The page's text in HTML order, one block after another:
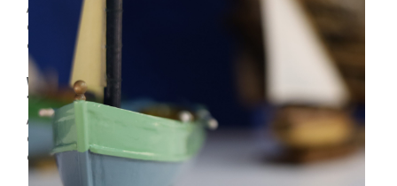
/home/rk9s5y0dt5go/public_html/wp-
content/plugins/dethemekit-for-
elementor/widgets/dethemekit-grid.php
2504
Warning: Undefined array key
"dethemekit_gallery_image_vcell_tablet" in
/home/rk9s5y0dt5go/public_html/wp-
content/plugins/dethemekit-for-
elementor/widgets/dethemekit-grid.phpon line 2505